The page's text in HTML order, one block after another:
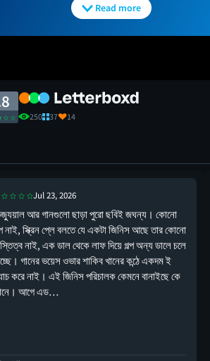
Read more
250 37 14
Jul 23, 2026
আর গানগুলো ছাড়া পুরো ছবিই জঘন্য। কোনো
নাই, স্ক্রিন প্লে বলতে যে একটা জিনিস আছে তার কোনো
নাই, এক ডাল থেকে লাফ দিয়ে গল্প অন্য ডালে চলে
গানের ভয়েস ওভার শাকিব খানের কন্ঠে একদম ই
করে নাই। এই জিনিস পরিচালক কেমনে বানাইছে কে
আগে এড…